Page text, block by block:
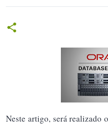
Neste artigo, será realizado